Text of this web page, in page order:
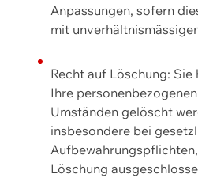
Anpassungen, sofern
mit
Recht auf Löschung: Sie
Ihre
Umständen gelöscht
insbesondere bei
Löschung